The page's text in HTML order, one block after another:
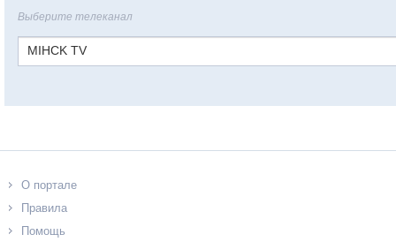
Выберите телеканал
MIHCK TV
О портале
Правила
Помощь